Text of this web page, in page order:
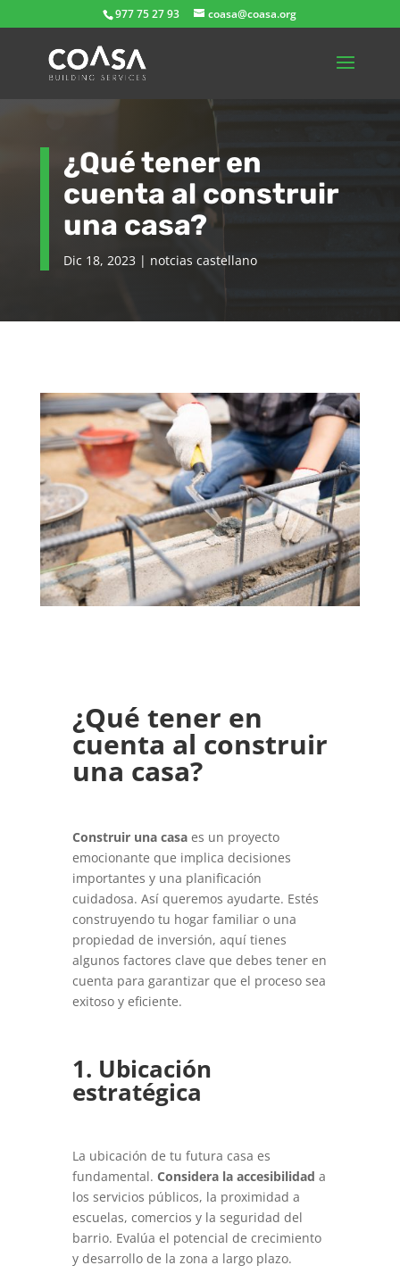
977 75 27 93 coasa@coasa.org
¿Qué tener en
cuenta al construir
una casa?
Dic 18, 2023 | notcias castellano
¿Qué tener en
cuenta al construir
una casa?
Construir una casaes un proyecto
emocionante que implica decisiones
importantes y una planificación
cuidadosa. Así queremos ayudarte. Estés
construyendo tu hogar familiar o una
propiedad de inversión, aquí tienes
algunos factores clave que debes tener en
cuenta para garantizar que el proceso sea
exitoso y eficiente.
1. Ubicación
estratégica
La ubicación de tu futura casa es
fundamental. Considera la accesibilidad a
los servicios públicos, la proximidad a
escuelas, comercios y la seguridad del
barrio. Evalúa el potencial de crecimiento
y desarrollo de la zona a largo plazo.